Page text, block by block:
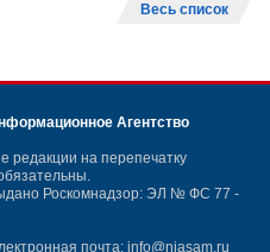
Весь список
Агентство
на перепечатку
Роскомнадзор: ЭЛ № ФС 77 -
почта: info@niasam.ru